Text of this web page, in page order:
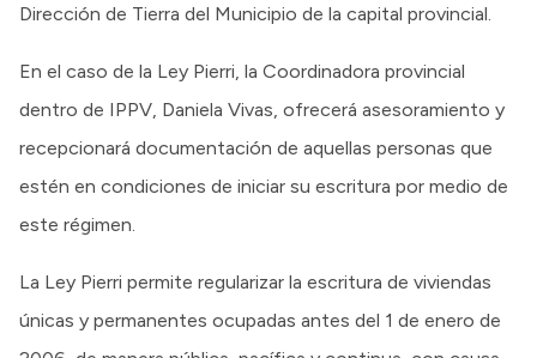
Dirección de Tierra del Municipio de la capital provincial.
En el caso de la Ley Pierri, la Coordinadora provincial
dentro de IPPV, Daniela Vivas, ofrecerá asesoramiento y
recepcionará documentación de aquellas personas que
estén en condiciones de iniciar su escritura por medio de
este régimen.
La Ley Pierri permite regularizar la escritura de viviendas
únicas y permanentes ocupadas antes del 1 de enero de